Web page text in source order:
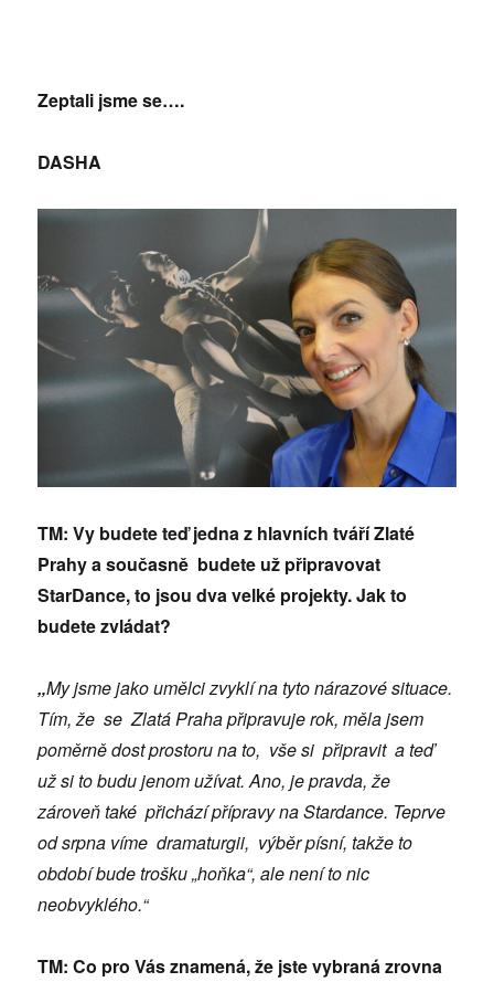
Zeptali jsme se….
DASHA
TM: Vy budete teď jedna z hlavních tváří Zlaté
Prahy a současně budete už připravovat
StarDance, to jsou dva velké projekty. Jak to
budete zvládat?
„My jsme jako umělci zvyklí na tyto nárazové situace.
Tím, že se Zlatá Praha připravuje rok, měla jsem
poměrně dost prostoru na to, vše si připravit a teď
už si to budu jenom užívat. Ano, je pravda, že
zároveň také přichází přípravy na Stardance. Teprve
od srpna víme dramaturgii, výběr písní, takže to
období bude trošku „hoňka“, ale není to nic
neobvyklého.“
TM: Co pro Vás znamená, že jste vybraná zrovna